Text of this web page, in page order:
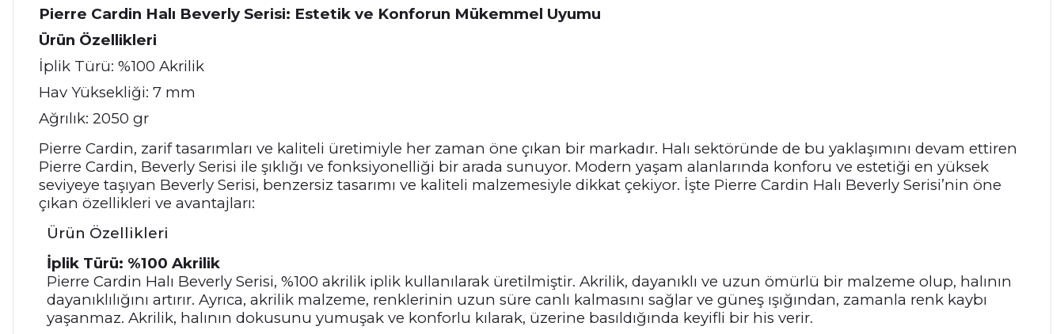
Pierre Cardin Halı Beverly Serisi: Estetik ve Konforun Mükemmel Uyumu
Ürün Özellikleri
İplik Türü: %100 Akrilik
Hav Yüksekliği: 7 mm
Ağrılık: 2050 gr
Pierre Cardin, zarif tasarımları ve kaliteli üretimiyle her zaman öne çıkan bir markadır. Halı sektöründe de bu yaklaşımını devam ettiren
Pierre Cardin, Beverly Serisi ile şıklığı ve fonksiyonelliği bir arada sunuyor. Modern yaşam alanlarında konforu ve estetiği en yüksek
seviyeye taşıyan Beverly Serisi, benzersiz tasarımı ve kaliteli malzemesiyle dikkat çekiyor. İşte Pierre Cardin Halı Beverly Serisi’nin öne
çıkan özellikleri ve avantajları:
Ürün Özellikleri
İplik Türü: %100 Akrilik
Pierre Cardin Halı Beverly Serisi, %100 akrilik iplik kullanılarak üretilmiştir. Akrilik, dayanıklı ve uzun ömürlü bir malzeme olup, halının
dayanıklılığını artırır. Ayrıca, akrilik malzeme, renklerinin uzun süre canlı kalmasını sağlar ve güneş ışığından, zamanla renk kaybı
yaşanmaz. Akrilik, halının dokusunu yumuşak ve konforlu kılarak, üzerine basıldığında keyifli bir his verir.